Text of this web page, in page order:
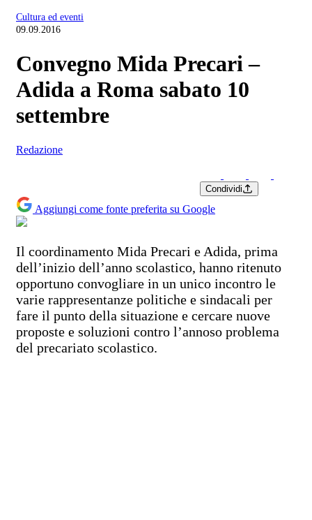
Cultura ed eventi
09.09.2016
Convegno Mida Precari –
Adida a Roma sabato 10
settembre
Redazione
Condividi
Aggiungi come fonte preferita su Google
Il coordinamento Mida Precari e Adida, prima
dell’inizio dell’anno scolastico, hanno ritenuto
opportuno convogliare in un unico incontro le
varie rappresentanze politiche e sindacali per
fare il punto della situazione e cercare nuove
proposte e soluzioni contro l’annoso problema
del precariato scolastico.